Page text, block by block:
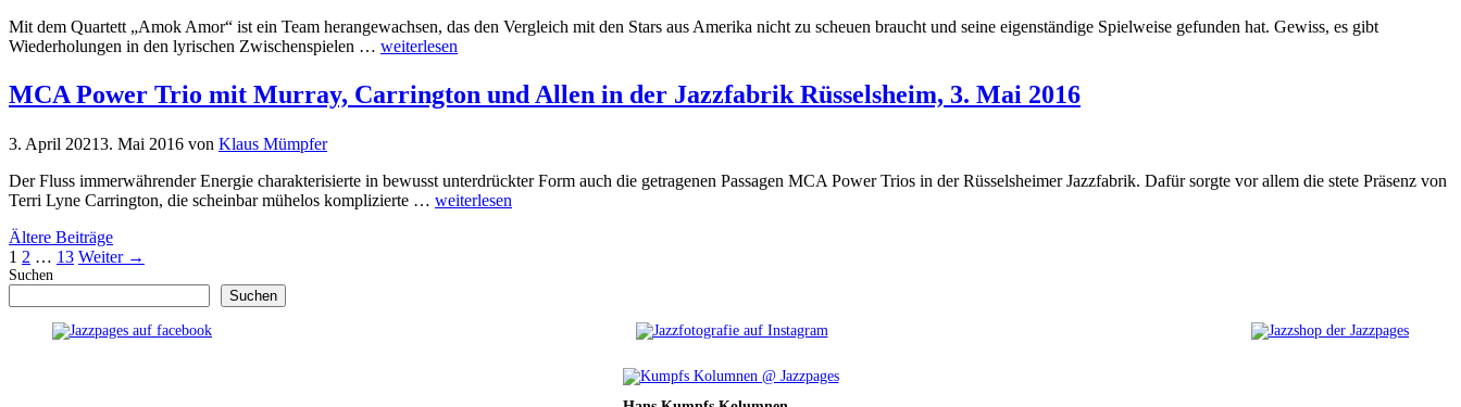
Mit dem Quartett „Amok Amor“ ist ein Team herangewachsen, das den Vergleich mit den Stars aus Amerika nicht zu scheuen braucht und seine eigenständige Spielweise gefunden hat. Gewiss, es gibt
Wiederholungen in den lyrischen Zwischenspielen … weiterlesen
MCA Power Trio mit Murray, Carrington und Allen in der Jazzfabrik Rüsselsheim, 3. Mai 2016
3. April 20213. Mai 2016 von Klaus Mümpfer
Der Fluss immerwährender Energie charakterisierte in bewusst unterdrückter Form auch die getragenen Passagen MCA Power Trios in der Rüsselsheimer Jazzfabrik. Dafür sorgte vor allem die stete Präsenz von
Terri Lyne Carrington, die scheinbar mühelos komplizierte … weiterlesen
Ältere Beiträge
Seite
1 Seite
2 … Seite
13 Weiter →
Suchen
Suchen